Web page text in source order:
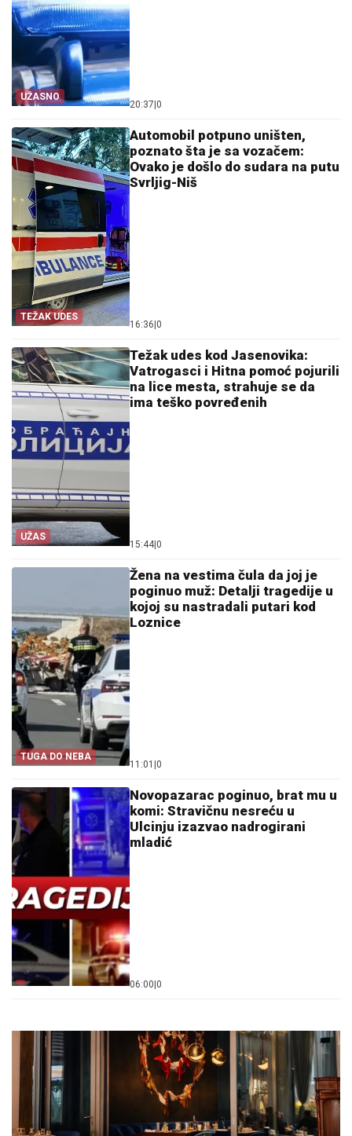
UŽASNO
20:37 0
TEŽAK UDES
Automobil potpuno uništen,
poznato šta je sa vozačem:
Ovako je došlo do sudara na putu
Svrljig-Niš
16:36 0
UŽAS
Težak udes kod Jasenovika:
Vatrogasci i Hitna pomoć pojurili
na lice mesta, strahuje se da
ima teško povređenih
15:44 0
TUGA DO NEBA
Žena na vestima čula da joj je
poginuo muž: Detalji tragedije u
kojoj su nastradali putari kod
Loznice
11:01 0
Novopazarac poginuo, brat mu u
komi: Stravičnu nesreću u
Ulcinju izazvao nadrogirani
mladić
06:00 0